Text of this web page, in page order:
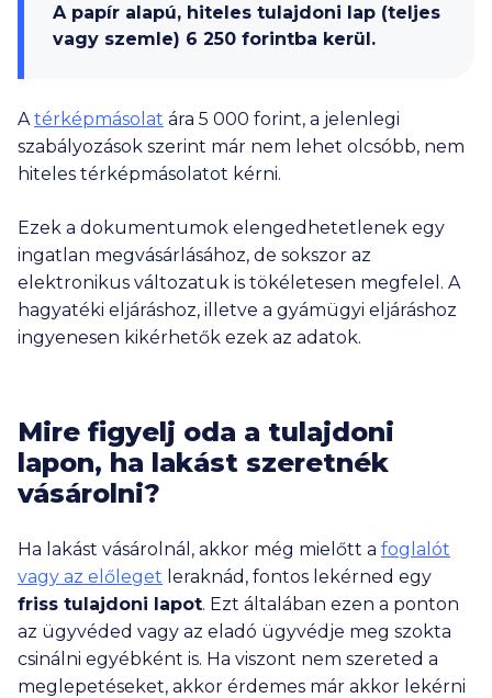
A papír alapú, hiteles tulajdoni lap (teljes
vagy szemle) 6 250 forintba kerül.
A térképmásolat ára 5 000 forint, a jelenlegi
szabályozások szerint már nem lehet olcsóbb, nem
hiteles térképmásolatot kérni.
Ezek a dokumentumok elengedhetetlenek egy
ingatlan megvásárlásához, de sokszor az
elektronikus változatuk is tökéletesen megfelel. A
hagyatéki eljáráshoz, illetve a gyámügyi eljáráshoz
ingyenesen kikérhetők ezek az adatok.
Mire figyelj oda a tulajdoni
lapon, ha lakást szeretnék
vásárolni?
Ha lakást vásárolnál, akkor még mielőtt a foglalót
vagy az előleget leraknád, fontos lekérned egy
friss tulajdoni lapot. Ezt általában ezen a ponton
az ügyvéded vagy az eladó ügyvédje meg szokta
csinálni egyébként is. Ha viszont nem szereted a
meglepetéseket, akkor érdemes már akkor lekérni